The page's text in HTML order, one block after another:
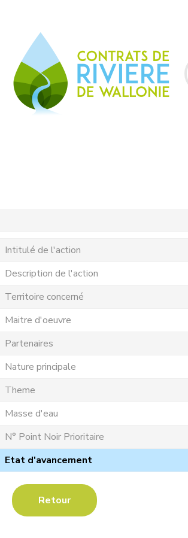
Intitulé de l'action
Description de l'action
Territoire concerné
Maitre d'oeuvre
Partenaires
Nature principale
Theme
Masse d'eau
N° Point Noir Prioritaire
Etat d'avancement
Retour